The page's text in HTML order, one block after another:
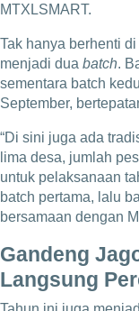
MTXLSMART.
Tak hanya berhenti
menjadi dua batch.
sementara batch
September,
“Di sini juga ada
lima desa, jumlah
untuk pelaksanaan
batch pertama, lalu
bersamaan dengan
Gandeng
Langsung